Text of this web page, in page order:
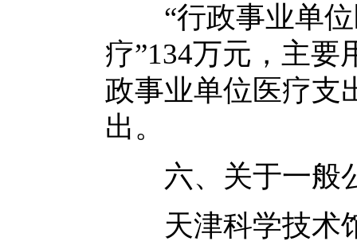
“行政事业单位
疗”134万元，主要
政事业单位医疗支
出。
六、关于一般公
天津科学技术馆